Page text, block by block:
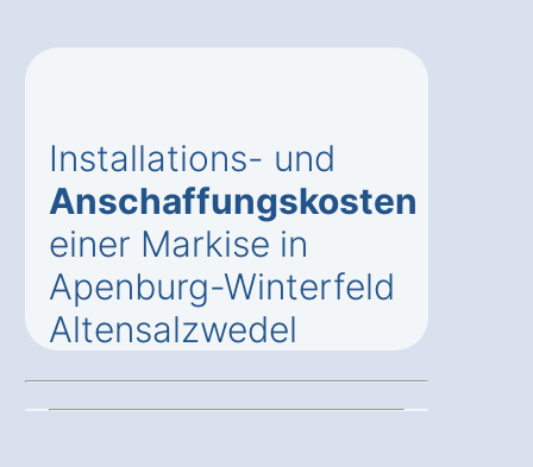
Installations- und
Anschaffungskosten
einer Markise in
Apenburg-Winterfeld
Altensalzwedel